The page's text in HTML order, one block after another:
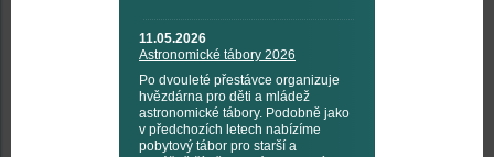
11.05.2026
Astronomické tábory 2026
Po dvouleté přestávce organizuje
hvězdárna pro děti a mládež
astronomické tábory. Podobně jako
v předchozích letech nabízíme
pobytový tábor pro starší a